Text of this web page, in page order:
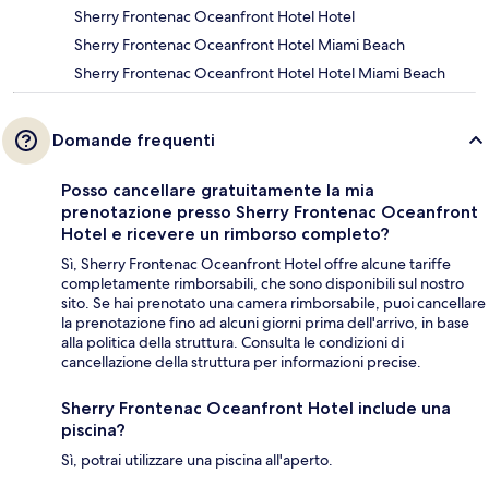
Sherry Frontenac Oceanfront Hotel Hotel
Sherry Frontenac Oceanfront Hotel Miami Beach
Sherry Frontenac Oceanfront Hotel Hotel Miami Beach
Domande frequenti
Posso cancellare gratuitamente la mia
prenotazione presso Sherry Frontenac Oceanfront
Hotel e ricevere un rimborso completo?
Sì, Sherry Frontenac Oceanfront Hotel offre alcune tariffe
completamente rimborsabili, che sono disponibili sul nostro
sito. Se hai prenotato una camera rimborsabile, puoi cancellare
la prenotazione fino ad alcuni giorni prima dell'arrivo, in base
alla politica della struttura. Consulta le condizioni di
cancellazione della struttura per informazioni precise.
Sherry Frontenac Oceanfront Hotel include una
piscina?
Sì, potrai utilizzare una piscina all'aperto.